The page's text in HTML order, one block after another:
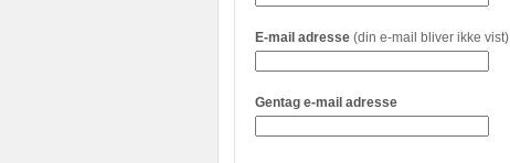
E-mail adresse (din e-mail bliver ikke vist)
Gentag e-mail adresse